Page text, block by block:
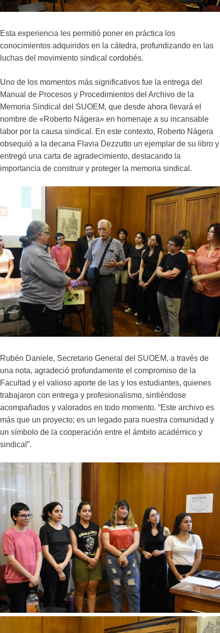
Esta experiencia les permitió poner en práctica los
conocimientos adquiridos en la cátedra, profundizando en las
luchas del movimiento sindical cordobés.
Uno de los momentos más significativos fue la entrega del
Manual de Procesos y Procedimientos del Archivo de la
Memoria Sindical del SUOEM, que desde ahora llevará el
nombre de «Roberto Nágera» en homenaje a su incansable
labor por la causa sindical. En este contexto, Roberto Nágera
obsequió a la decana Flavia Dezzutto un ejemplar de su libro y
entregó una carta de agradecimiento, destacando la
importancia de construir y proteger la memoria sindical.
Rubén Daniele, Secretario General del SUOEM, a través de
una nota, agradeció profundamente el compromiso de la
Facultad y el valioso aporte de las y los estudiantes, quienes
trabajaron con entrega y profesionalismo, sintiéndose
acompañados y valorados en todo momento. “Este archivo es
más que un proyecto; es un legado para nuestra comunidad y
un símbolo de la cooperación entre el ámbito académico y
sindical”.